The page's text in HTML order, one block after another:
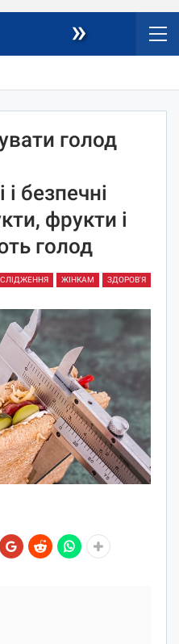
»
голод
безпечні
фрукти і
голод
ЖІНКАМ ЗДОРОВ'Я